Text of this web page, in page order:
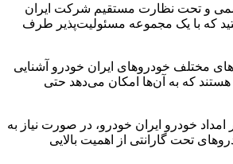
و تحت نظارت مستقیم شرکت ایران
که با یک مجموعه مسئولیت‌پذیر طرف
مختلف خودروهای ایران خودرو آشنایی
که به آن‌ها امکان می‌دهد حتی
خودرو ایران خودرو، در صورت نیاز به
تحت گارانتی از اهمیت بالایی